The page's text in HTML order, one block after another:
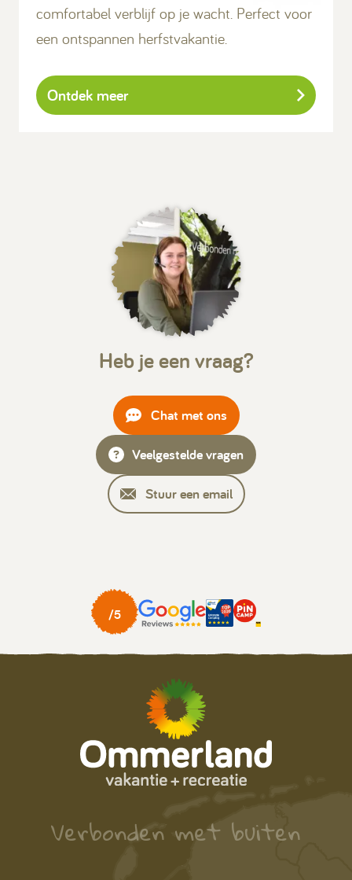
comfortabel verblijf op je wacht. Perfect voor
een ontspannen herfstvakantie.
Ontdek meer
Heb je een vraag?
Chat met ons
Veelgestelde vragen
Stuur een email
Verbonden met buiten